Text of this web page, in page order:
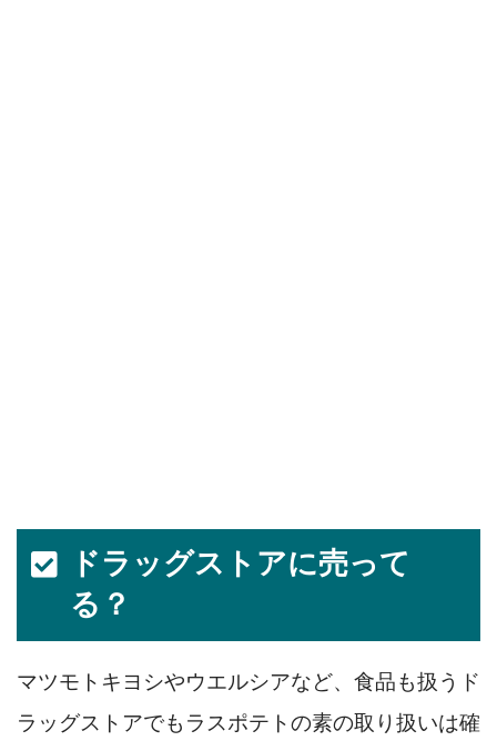
ドラッグストアに売って
る？
マツモトキヨシやウエルシアなど、食品も扱うド
ラッグストアでもラスポテトの素の取り扱いは確